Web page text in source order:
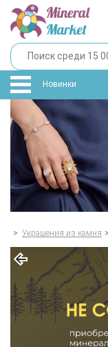
Новинки
> Украшения из камня >